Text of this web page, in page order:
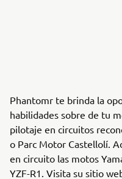
Phantomr te brinda la
habilidades sobre de tu
pilotaje en circuitos
o Parc Motor Castellolí.
en circuito las motos
YZF-R1. Visita su sitio